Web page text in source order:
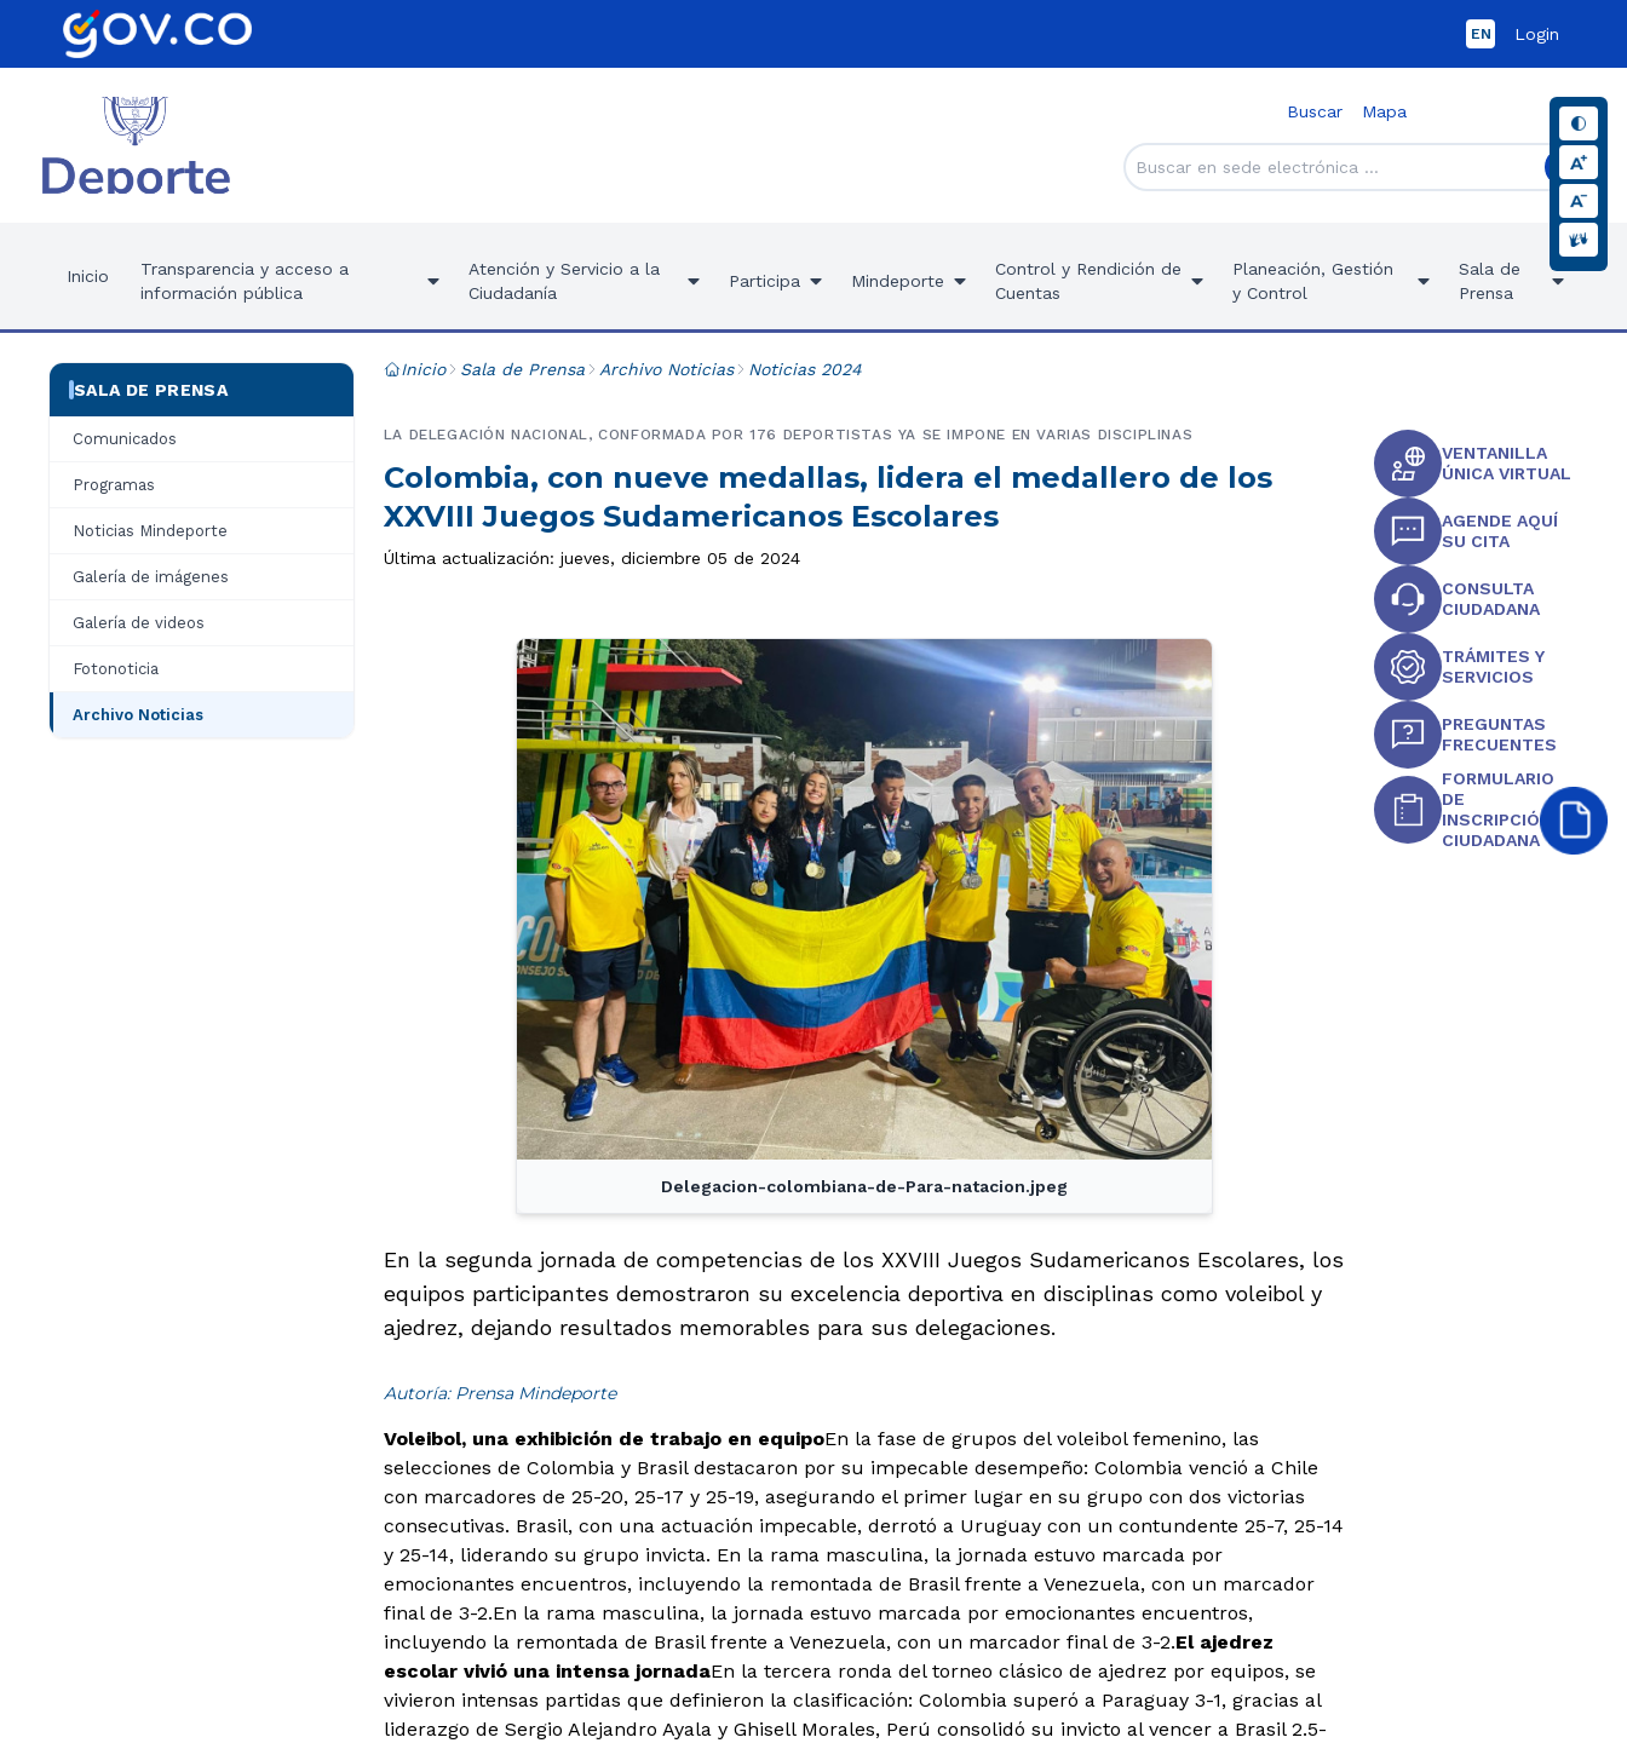
EN Login
Buscar Mapa
Inicio
Transparencia y acceso a
información pública
Atención y Servicio a la
Ciudadanía
Participa Mindeporte
Control y Rendición de
Cuentas
Planeación, Gestión
y Control
Sala de
Prensa
SALA DE PRENSA
Comunicados
Programas
Noticias Mindeporte
Galería de imágenes
Galería de videos
Fotonoticia
Archivo Noticias
Inicio Sala de Prensa Archivo Noticias Noticias 2024
Colombia, con nueve medallas, lidera el medallero de los
XXVIII Juegos Sudamericanos Escolares
LA DELEGACIÓN NACIONAL, CONFORMADA POR 176 DEPORTISTAS YA SE IMPONE EN VARIAS DISCIPLINAS
Última actualización: jueves, diciembre 05 de 2024
Delegacion-colombiana-de-Para-natacion.jpeg
En la segunda jornada de competencias de los XXVIII Juegos Sudamericanos Escolares, los
equipos participantes demostraron su excelencia deportiva en disciplinas como voleibol y
ajedrez, dejando resultados memorables para sus delegaciones.
Autoría: Prensa Mindeporte
Voleibol, una exhibición de trabajo en equipoEn la fase de grupos del voleibol femenino, las
selecciones de Colombia y Brasil destacaron por su impecable desempeño: Colombia venció a Chile
con marcadores de 25-20, 25-17 y 25-19, asegurando el primer lugar en su grupo con dos victorias
consecutivas. Brasil, con una actuación impecable, derrotó a Uruguay con un contundente 25-7, 25-14
y 25-14, liderando su grupo invicta. En la rama masculina, la jornada estuvo marcada por
emocionantes encuentros, incluyendo la remontada de Brasil frente a Venezuela, con un marcador
final de 3-2.En la rama masculina, la jornada estuvo marcada por emocionantes encuentros,
incluyendo la remontada de Brasil frente a Venezuela, con un marcador final de 3-2.El ajedrez
escolar vivió una intensa jornadaEn la tercera ronda del torneo clásico de ajedrez por equipos, se
vivieron intensas partidas que definieron la clasificación: Colombia superó a Paraguay 3-1, gracias al
liderazgo de Sergio Alejandro Ayala y Ghisell Morales, Perú consolidó su invicto al vencer a Brasil 2.5-
VENTANILLA
ÚNICA VIRTUAL
AGENDE AQUÍ
SU CITA
CONSULTA
CIUDADANA
TRÁMITES Y
SERVICIOS
PREGUNTAS
FRECUENTES
FORMULARIO
DE
INSCRIPCIÓN
CIUDADANA